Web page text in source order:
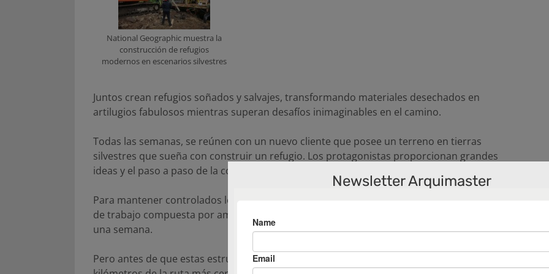
National Geographic muestra la
construcción de refugios
modernos en escenarios silvestres
Juntos crean refugios soñados y salvajes, transformando materiales desechados en
artilugios fabulosos mientras superan desafíos inimaginables en el camino.
Todas las semanas, se reúnen con un nuevo cliente que posee un terreno en tierras
silvestres que sueña con construir un refugio. Los protagonistas proporcionan grandes
ideas y el paso a paso de la construcción.
Para mantener controlados los costos el clientes debe proporcionar los materiales, fuerza
de trabajo compuesta por amigos y familia y estar de acuerdo en realizar todo el trabajo en
una semana.
Pero antes de que estas estructuras cobren vida, en terrenos hostiles y generalmente a
Newsletter Arquimaster